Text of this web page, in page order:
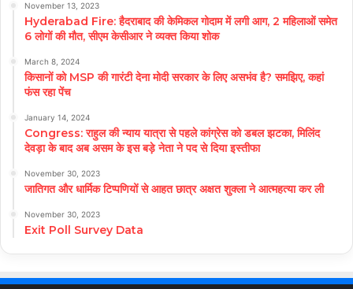
November 13, 2023
Hyderabad Fire: हैदराबाद की केमिकल गोदाम में लगी आग, 2 महिलाओं समेत
6 लोगों की मौत, सीएम केसीआर ने व्यक्त किया शोक
March 8, 2024
किसानों को MSP की गारंटी देना मोदी सरकार के लिए असभंव है? समझिए, कहां
फंस रहा पेंच
January 14, 2024
Congress: राहुल की न्याय यात्रा से पहले कांग्रेस को डबल झटका, मिलिंद
देवड़ा के बाद अब असम के इस बड़े नेता ने पद से दिया इस्तीफा
November 30, 2023
जातिगत और धार्मिक टिप्पणियों से आहत छात्र अक्षत शुक्ला ने आत्महत्या कर ली
November 30, 2023
Exit Poll Survey Data